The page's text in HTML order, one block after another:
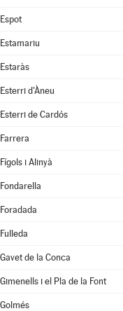
Espot
Estamariu
Estaràs
Esterri d'Àneu
Esterri de Cardós
Farrera
Fígols i Alinyà
Fondarella
Foradada
Fulleda
Gavet de la Conca
Gimenells i el Pla de la Font
Golmés